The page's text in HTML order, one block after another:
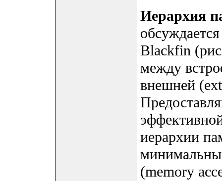
Иерархия
Blackfin
между
внешней
иерархии
(memory